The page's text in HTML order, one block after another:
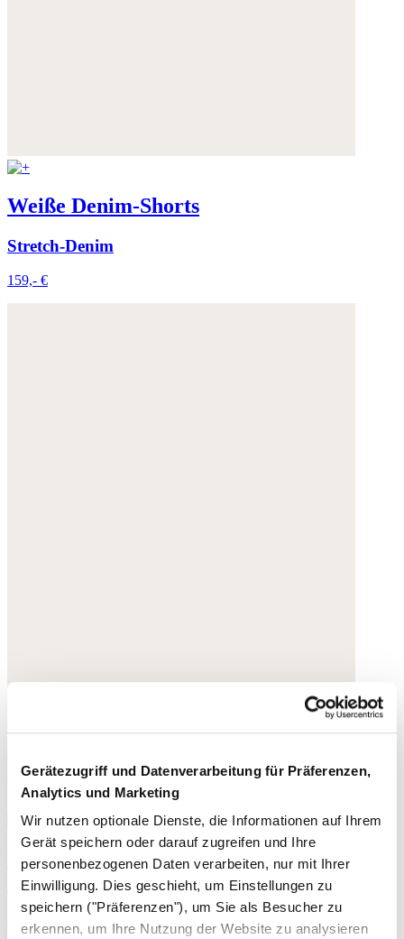
Gerätezugriff und Datenverarbeitung für Präferenzen,
Analytics und Marketing
Wir nutzen optionale Dienste, die Informationen auf Ihrem
Gerät speichern oder darauf zugreifen und Ihre
personenbezogenen Daten verarbeiten, nur mit Ihrer
Einwilligung. Dies geschieht, um Einstellungen zu
speichern ("Präferenzen"), um Sie als Besucher zu
erkennen, um Ihre Nutzung der Website zu analysieren
Weiße Denim-Shorts
Stretch-Denim
159,- €
Reifohrringe mit Mond- und Sternen-
Anhänger
155,- €